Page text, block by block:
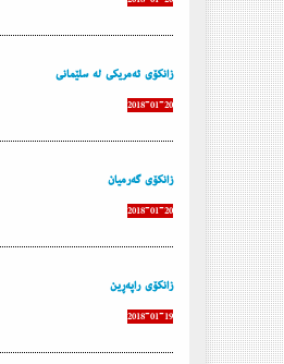
زانكۆی ئەمریكی لە سلێمانی
2018-01-20
زانكۆی گەرمیان
2018-01-20
زانكۆی راپەڕین
2018-01-19